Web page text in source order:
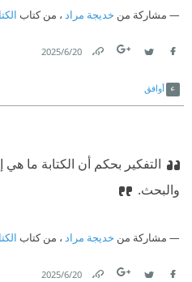
مشاركة من خديجة مراد ، من كتاب
20‏/6‏/2025
أوافق
التفكير بحكم أن الكتابة ما هي
والبحث.‏
مشاركة من خديجة مراد ، من كتاب
20‏/6‏/2025